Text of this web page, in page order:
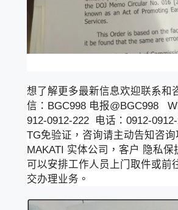
想了解更多最新信息欢迎联系和
信：BGC998 电报@BGC998
912-0912-222 电话：0912-
TG免验证，咨询请主动告知咨
MAKATI 实体公司，客户 隐私保
可以安排工作人员上门取件或前
交办理业务。